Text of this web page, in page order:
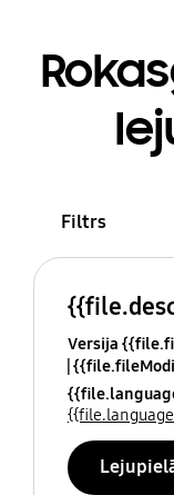
Filtrs
Versija